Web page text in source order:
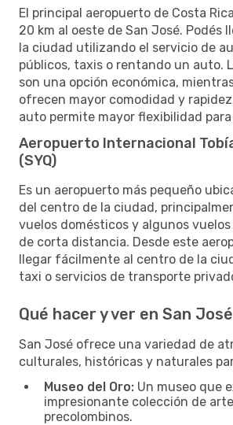
El principal aeropuerto de Costa
20 km al oeste de San José. Podés
la ciudad utilizando el servicio de
públicos, taxis o rentando un auto.
son una opción económica,
ofrecen mayor comodidad y
auto permite mayor flexibilidad
Aeropuerto Internacional
(SYQ)
Es un aeropuerto más pequeño
del centro de la ciudad,
vuelos domésticos y algunos
de corta distancia. Desde este
llegar fácilmente al centro de la
taxi o servicios de transporte
Qué hacer y ver en San José
San José ofrece una variedad de
culturales, históricas y naturales
Museo del Oro: Un museo que
impresionante colección de
precolombinos.